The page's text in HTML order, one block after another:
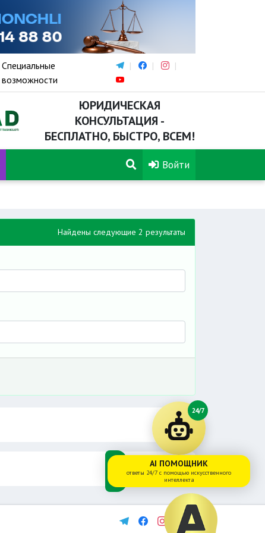
Специальные
возможности
ЮРИДИЧЕСКАЯ
КОНСУЛЬТАЦИЯ -
БЕСПЛАТНО, БЫСТРО, ВСЕМ!
Войти
Найдены следующие 2 результаты
24/7
AI ПОМОЩНИК
ответы 24/7 с помощью искусственного
интеллекта